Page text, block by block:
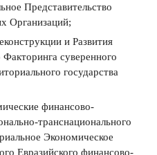
Представительство
Организаций;
и Развития
суверенного
государства
финансово-
транснационального
Экономическое
Евразийского финансово-